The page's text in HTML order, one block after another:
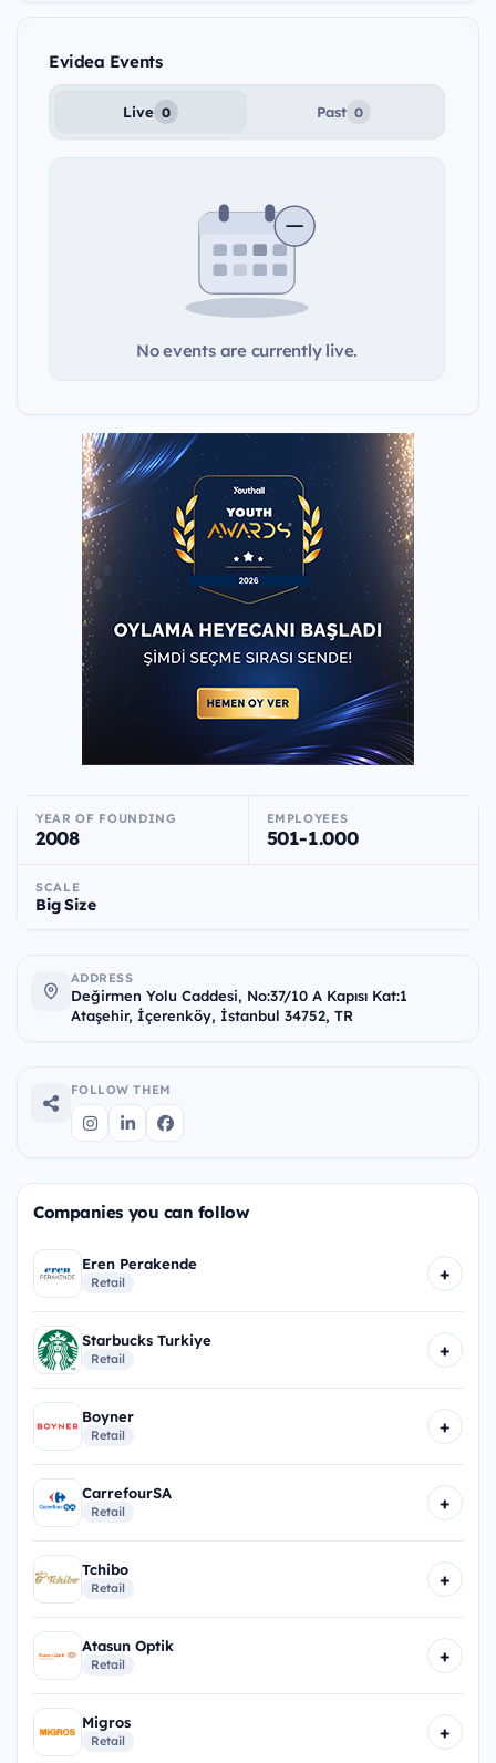
Evidea Events
Live 0 Past 0
No events are currently live.
YEAR OF FOUNDING
2008
EMPLOYEES
501-1.000
SCALE
Big Size
ADDRESS
Değirmen Yolu Caddesi, No:37/10 A Kapısı Kat:1
Ataşehir, İçerenköy, İstanbul 34752, TR
FOLLOW THEM
Companies you can follow
Eren Perakende
Retail +
Starbucks Turkiye
Retail +
Boyner
Retail +
CarrefourSA
Retail +
Tchibo
Retail +
Atasun Optik
Retail +
Migros
Retail +